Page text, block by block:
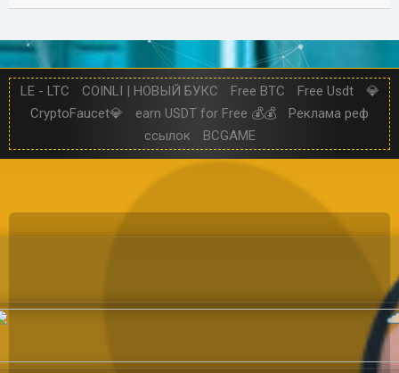
LE - LTC COINLI | НОВЫЙ БУКС Free BTC Free Usdt
💎
CryptoFaucet💎
earn USDT for Free 💰💰
Реклама реф
ссылок
BCGAME